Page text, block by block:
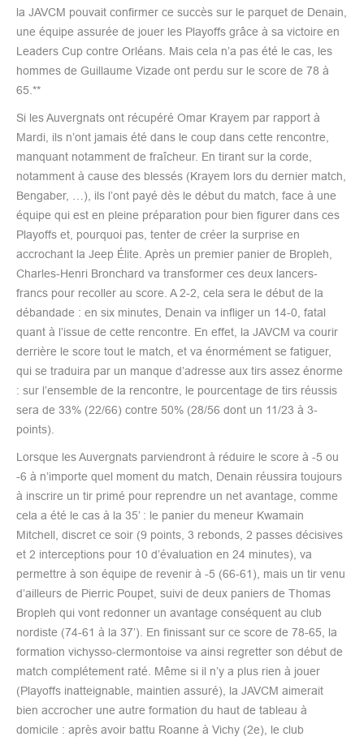
la JAVCM pouvait confirmer ce succès sur le parquet de Denain,
une équipe assurée de jouer les Playoffs grâce à sa victoire en
Leaders Cup contre Orléans. Mais cela n’a pas été le cas, les
hommes de Guillaume Vizade ont perdu sur le score de 78 à
65.**
Si les Auvergnats ont récupéré Omar Krayem par rapport à
Mardi, ils n’ont jamais été dans le coup dans cette rencontre,
manquant notamment de fraîcheur. En tirant sur la corde,
notamment à cause des blessés (Krayem lors du dernier match,
Bengaber, …), ils l’ont payé dès le début du match, face à une
équipe qui est en pleine préparation pour bien figurer dans ces
Playoffs et, pourquoi pas, tenter de créer la surprise en
accrochant la Jeep Élite. Après un premier panier de Bropleh,
Charles-Henri Bronchard va transformer ces deux lancers-
francs pour recoller au score. A 2-2, cela sera le début de la
débandade : en six minutes, Denain va infliger un 14-0, fatal
quant à l’issue de cette rencontre. En effet, la JAVCM va courir
derrière le score tout le match, et va énormément se fatiguer,
qui se traduira par un manque d’adresse aux tirs assez énorme
: sur l’ensemble de la rencontre, le pourcentage de tirs réussis
sera de 33% (22/66) contre 50% (28/56 dont un 11/23 à 3-
points).
Lorsque les Auvergnats parviendront à réduire le score à -5 ou
-6 à n’importe quel moment du match, Denain réussira toujours
à inscrire un tir primé pour reprendre un net avantage, comme
cela a été le cas à la 35’ : le panier du meneur Kwamain
Mitchell, discret ce soir (9 points, 3 rebonds, 2 passes décisives
et 2 interceptions pour 10 d’évaluation en 24 minutes), va
permettre à son équipe de revenir à -5 (66-61), mais un tir venu
d’ailleurs de Pierric Poupet, suivi de deux paniers de Thomas
Bropleh qui vont redonner un avantage conséquent au club
nordiste (74-61 à la 37’). En finissant sur ce score de 78-65, la
formation vichysso-clermontoise va ainsi regretter son début de
match complétement raté. Même si il n’y a plus rien à jouer
(Playoffs inatteignable, maintien assuré), la JAVCM aimerait
bien accrocher une autre formation du haut de tableau à
domicile : après avoir battu Roanne à Vichy (2e), le club